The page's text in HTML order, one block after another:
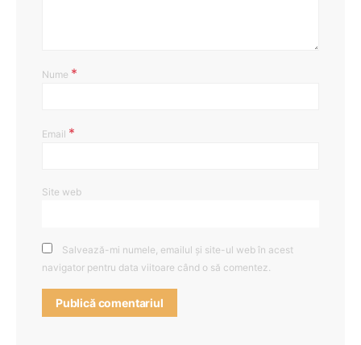
Nume *
Email *
Site web
Salvează-mi numele, emailul și site-ul web în acest
navigator pentru data viitoare când o să comentez.